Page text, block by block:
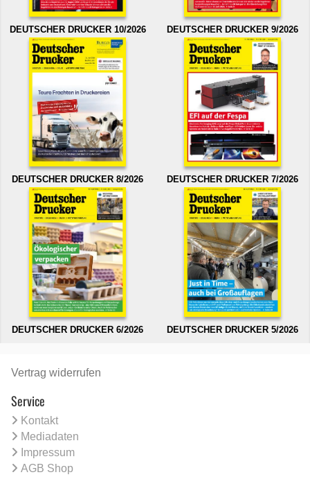
DEUTSCHER DRUCKER 10/2026 DEUTSCHER DRUCKER 9/2026
DEUTSCHER DRUCKER 8/2026 DEUTSCHER DRUCKER 7/2026
DEUTSCHER DRUCKER 6/2026 DEUTSCHER DRUCKER 5/2026
Vertrag widerrufen
Service
Kontakt
Mediadaten
Impressum
AGB Shop